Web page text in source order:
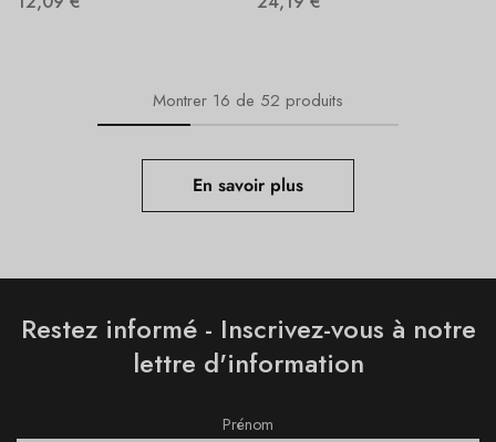
Montrer 16 de 52 produits
En savoir plus
Restez informé - Inscrivez-vous à notre
lettre d'information
Prénom